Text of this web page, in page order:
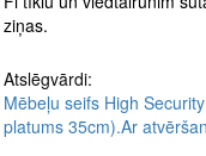
ziņas.
Atslēgvārdi:
Mēbeļu seifs High
platums 35cm).Ar